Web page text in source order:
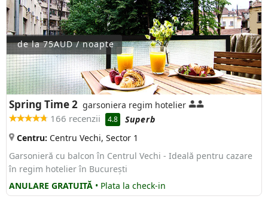
de la 75AUD / noapte
Spring Time 2 garsoniera regim hotelier
166 recenzii 4.8
Superb
Centru: Centru Vechi, Sector 1
Garsonieră cu balcon în Centrul Vechi - Ideală pentru cazare
în regim hotelier în București
ANULARE GRATUITĂ • Plata la check-in